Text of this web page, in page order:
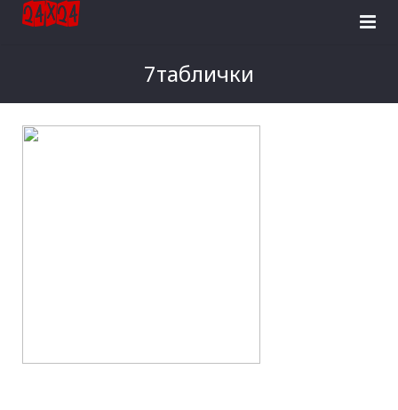
Розробка сайтів
7таблички